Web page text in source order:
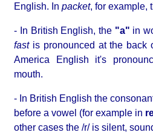
English. Inpacket, for example,
- In British English, the "a" in
fastis pronounced at the back
America English it's
mouth.
- In British English the
before a vowel (for example in
other cases the /r/ is silent,